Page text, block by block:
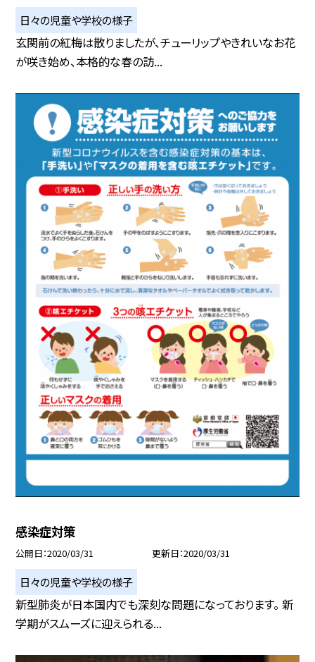
日々の児童や学校の様子
玄関前の紅梅は散りましたが、チューリップやきれいなお花
が咲き始め、本格的な春の訪...
感染症対策
公開日 2020/03/31 更新日 2020/03/31
日々の児童や学校の様子
新型肺炎が日本国内でも深刻な問題になっております。 新
学期がスムーズに迎えられる...